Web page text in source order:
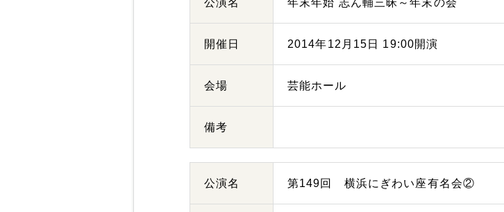
公演名 年末年始 志ん輔三昧～年末の会
開催日 2014年12月15日 19:00開演
会場 芸能ホール
備考
公演名 第149回 横浜にぎわい座有名会②